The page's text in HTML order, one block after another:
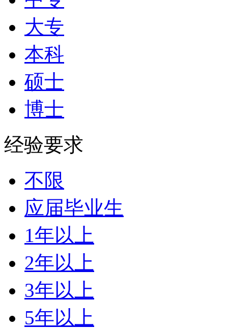
大专
本科
硕士
博士
经验要求
不限
应届毕业生
1年以上
2年以上
3年以上
5年以上